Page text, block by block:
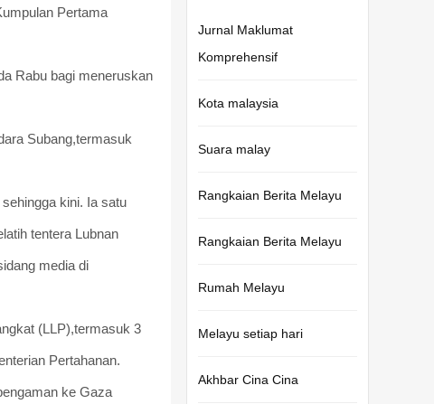
Pertama
Rabu bagi meneruskan
Subang,termasuk
kini. Ia satu
tentera Lubnan
media di
(LLP),termasuk 3
Pertahanan.
ke Gaza
Jurnal Maklumat
Komprehensif
Kota malaysia
Suara malay
Rangkaian Berita Melayu
Rangkaian Berita Melayu
Rumah Melayu
Melayu setiap hari
Akhbar Cina Cina